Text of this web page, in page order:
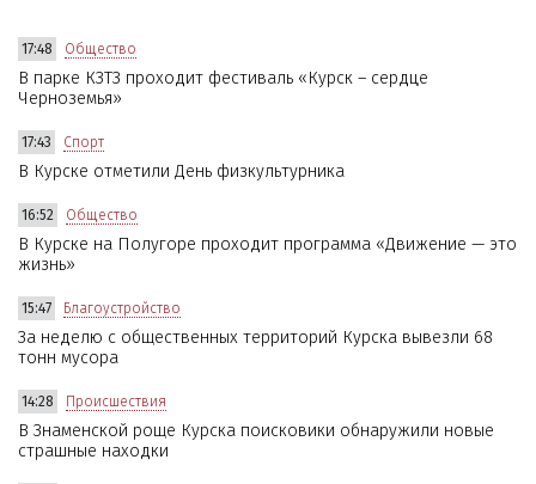
17:48 Общество
В парке КЗТЗ проходит фестиваль «Курск – сердце
Черноземья»
17:43 Спорт
В Курске отметили День физкультурника
16:52 Общество
В Курске на Полугоре проходит программа «Движение — это
жизнь»
15:47 Благоустройство
За неделю с общественных территорий Курска вывезли 68
тонн мусора
14:28 Происшествия
В Знаменской роще Курска поисковики обнаружили новые
страшные находки